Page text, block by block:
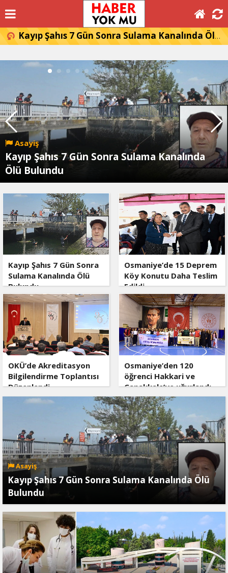
Kayıp Şahıs 7 Gün Sonra Sulama Kanalında Ölü Bulundu
Asayiş
Kayıp Şahıs 7 Gün Sonra Sulama Kanalında
Ölü Bulundu
Kayıp Şahıs 7 Gün Sonra
Sulama Kanalında Ölü
Bulundu
Osmaniye’de 15 Deprem
Köy Konutu Daha Teslim
Edildi
OKÜ’de Akreditasyon
Bilgilendirme Toplantısı
Düzenlendi
Osmaniye’den 120
öğrenci Hakkari ve
Çanakkale’ye uğurlandı
Asayiş
Kayıp Şahıs 7 Gün Sonra Sulama Kanalında Ölü
Bulundu